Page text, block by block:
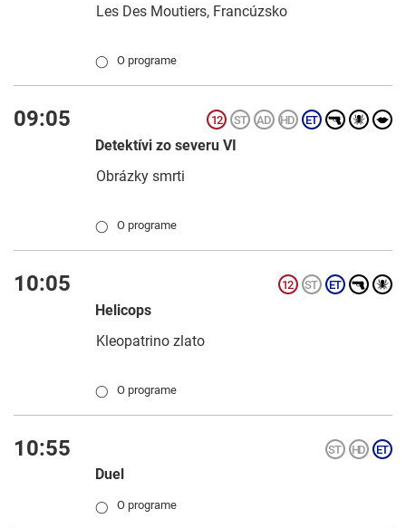
Les Des Moutiers, Francúzsko
◯ O programe
09:05
Detektívi zo severu VI
Obrázky smrti
◯ O programe
10:05
Helicops
Kleopatrino zlato
◯ O programe
10:55
Duel
◯ O programe